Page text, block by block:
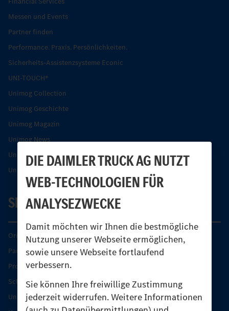
DIE DAIMLER TRUCK AG NUTZT
WEB-TECHNOLOGIEN FÜR
ANALYSEZWECKE
Damit möchten wir Ihnen die bestmögliche
Nutzung unserer Webseite ermöglichen,
sowie unsere Webseite fortlaufend
verbessern.
Sie können Ihre freiwillige Zustimmung
jederzeit widerrufen. Weitere Informationen
Messen und Events
Partner finden
Performance. Praxis. Persönlichkeiten.
Sicherheits-Assistenzsysteme Econic
UNI-TOUCH®
Unimog Collection
Unimog Geschichte
Unimog Magazin
Unimog News
Unimog Partner-Portal
Unimog Sicherheit
SERVICE
Original-Teile
Partner finden
Produkt-Highlights
Schutz und Werterhalt
Unimog Serviceangebot